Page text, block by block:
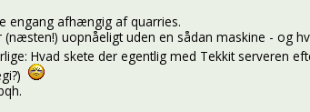
engang afhængig af quarries.
uopnåeligt uden en sådan maskine - og
Hvad skete der egentlig med Tekkit serveren